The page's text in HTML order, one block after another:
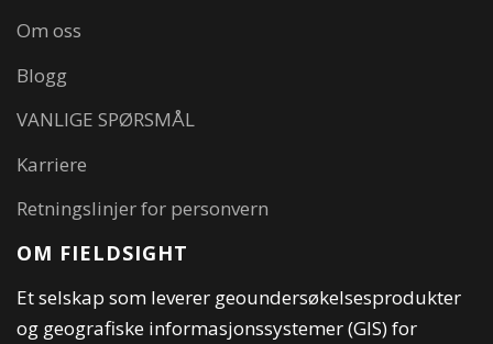
Om oss
Blogg
VANLIGE SPØRSMÅL
Karriere
Retningslinjer for personvern
OM FIELDSIGHT
Et selskap som leverer geoundersøkelsesprodukter
og geografiske informasjonssystemer (GIS) for